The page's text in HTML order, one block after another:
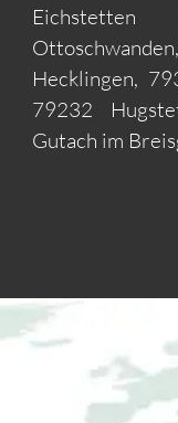
Hecklingen,
79232
Gutach im